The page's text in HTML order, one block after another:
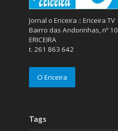
Jornal o Ericeira :: Ericeira TV
Bairro das Andorinhas, nº 10
ERICEIRA
t. 261 863 642
O Ericeira
Tags